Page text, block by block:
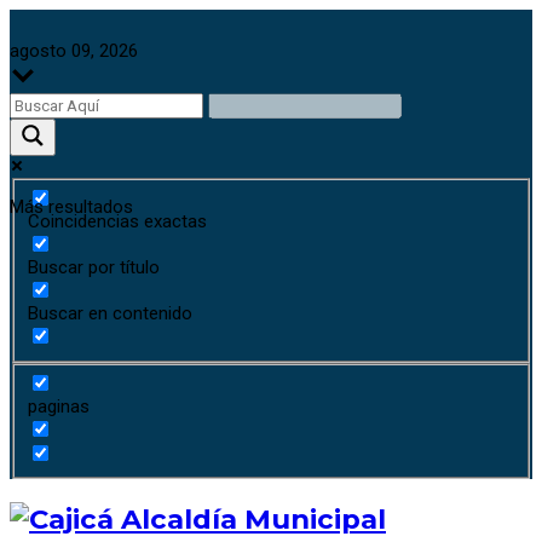
agosto 09, 2026
Más resultados
Coincidencias exactas
Buscar por título
Buscar en contenido
paginas